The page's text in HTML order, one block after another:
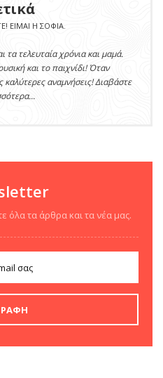
ΕΊΜΑΙ Η ΣΟΦΊΑ.
τα τελευταία χρόνια και μαμά.
και το παιχνίδι! Όταν
καλύτερες αναμνήσεις! Διαβάστε
όλα τα άρθρα και τα νέα μας.
μεσημέρια, έρχεται
σου ψάχνει